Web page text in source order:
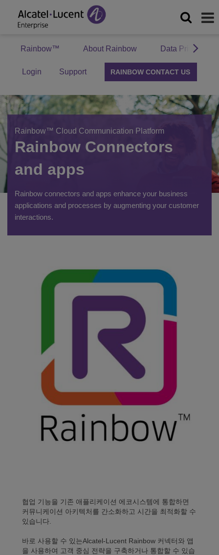
Rainbow™ About Rainbow Data Privacy
Login Support RAINBOW CONTACT US
Rainbow™ Cloud Communication Platform
Rainbow Connectors
and apps
Rainbow connectors and apps enhance your business
applications and processes by augmenting your customer
interactions.
협업 기능을 기존 애플리케이션 에코시스템에 통합하면
커뮤니케이션 아키텍처를 간소화하고 시간을 최적화할 수
있습니다.
바로 사용할 수 있는Alcatel-Lucent Rainbow 커넥터와 앱
을 사용하여 고객 중심 전략을 구축하거나 통합할 수 있습